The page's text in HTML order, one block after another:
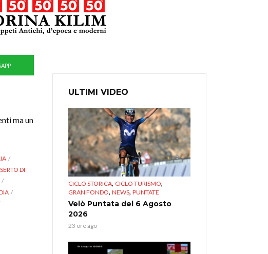
ma un
DI
ULTIMI VIDEO
CICLO STORICA, CICLO TURISMO,
GRAN FONDO, NEWS, PUNTATE
Velò Puntata del 6 Agosto
2026
23 ore ago